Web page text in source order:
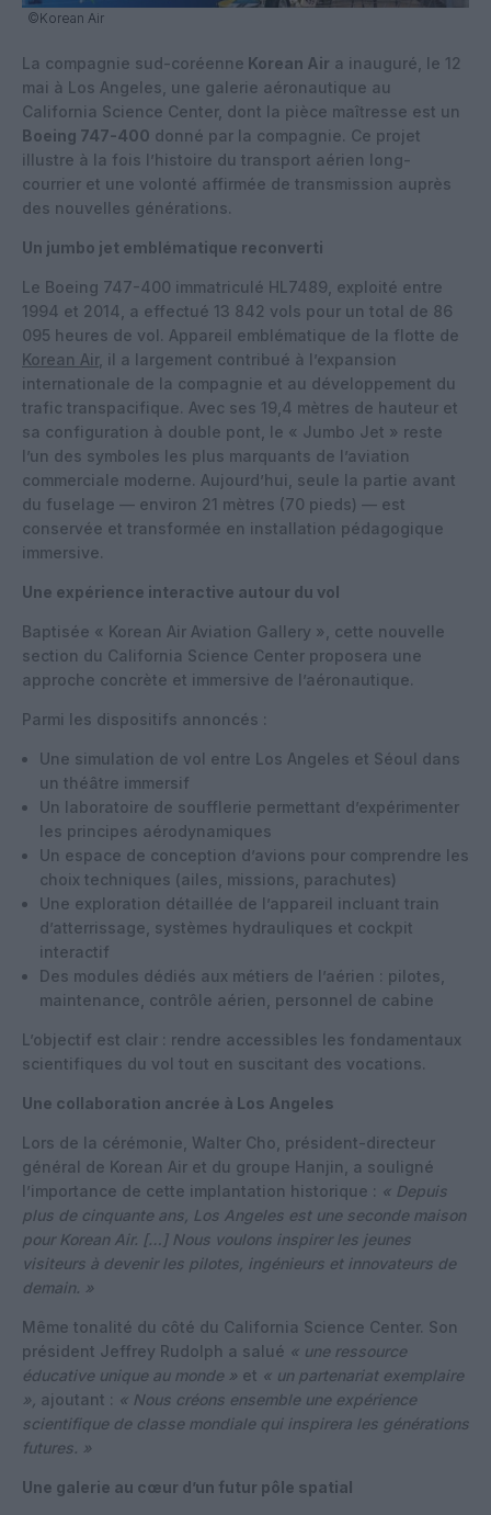
©Korean Air
La compagnie sud-coréenne Korean Air a inauguré, le 12
mai à Los Angeles, une galerie aéronautique au
California Science Center, dont la pièce maîtresse est un
Boeing 747-400 donné par la compagnie. Ce projet
illustre à la fois l’histoire du transport aérien long-
courrier et une volonté affirmée de transmission auprès
des nouvelles générations.
Un jumbo jet emblématique reconverti
Le Boeing 747-400 immatriculé HL7489, exploité entre
1994 et 2014, a effectué 13 842 vols pour un total de 86
095 heures de vol. Appareil emblématique de la flotte de
Korean Air, il a largement contribué à l’expansion
internationale de la compagnie et au développement du
trafic transpacifique. Avec ses 19,4 mètres de hauteur et
sa configuration à double pont, le « Jumbo Jet » reste
l’un des symboles les plus marquants de l’aviation
commerciale moderne. Aujourd’hui, seule la partie avant
du fuselage — environ 21 mètres (70 pieds) — est
conservée et transformée en installation pédagogique
immersive.
Une expérience interactive autour du vol
Baptisée « Korean Air Aviation Gallery », cette nouvelle
section du California Science Center proposera une
approche concrète et immersive de l’aéronautique.
Parmi les dispositifs annoncés :
Une simulation de vol entre Los Angeles et Séoul dans
un théâtre immersif
Un laboratoire de soufflerie permettant d’expérimenter
les principes aérodynamiques
Un espace de conception d’avions pour comprendre les
choix techniques (ailes, missions, parachutes)
Une exploration détaillée de l’appareil incluant train
d’atterrissage, systèmes hydrauliques et cockpit
interactif
Des modules dédiés aux métiers de l’aérien : pilotes,
maintenance, contrôle aérien, personnel de cabine
L’objectif est clair : rendre accessibles les fondamentaux
scientifiques du vol tout en suscitant des vocations.
Une collaboration ancrée à Los Angeles
Lors de la cérémonie, Walter Cho, président-directeur
général de Korean Air et du groupe Hanjin, a souligné
l’importance de cette implantation historique : « Depuis
plus de cinquante ans, Los Angeles est une seconde maison
pour Korean Air. […] Nous voulons inspirer les jeunes
visiteurs à devenir les pilotes, ingénieurs et innovateurs de
demain. »
Même tonalité du côté du California Science Center. Son
président Jeffrey Rudolph a salué « une ressource
éducative unique au monde » et « un partenariat exemplaire
», ajoutant : « Nous créons ensemble une expérience
scientifique de classe mondiale qui inspirera les générations
futures. »
Une galerie au cœur d’un futur pôle spatial